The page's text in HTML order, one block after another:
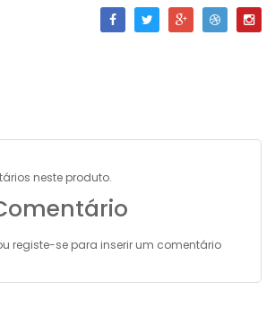
neste produto.
registe-se para inserir um comentário